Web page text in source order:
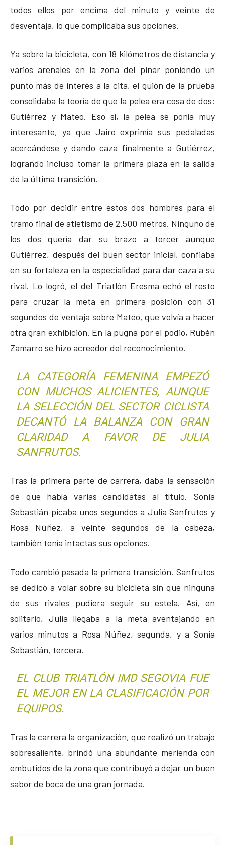
todos ellos por encima del minuto y veinte de
desventaja, lo que complicaba sus opciones.
Ya sobre la bicicleta, con 18 kilómetros de distancia y
varios arenales en la zona del pinar poniendo un
punto más de interés a la cita, el guión de la prueba
consolidaba la teoría de que la pelea era cosa de dos:
Gutiérrez y Mateo. Eso sí, la pelea se ponía muy
interesante, ya que Jairo exprimía sus pedaladas
acercándose y dando caza finalmente a Gutiérrez,
logrando incluso tomar la primera plaza en la salida
de la última transición.
Todo por decidir entre estos dos hombres para el
tramo final de atletismo de 2.500 metros. Ninguno de
los dos quería dar su brazo a torcer aunque
Gutiérrez, después del buen sector inicial, confiaba
en su fortaleza en la especialidad para dar caza a su
rival. Lo logró, el del Triatlón Eresma echó el resto
para cruzar la meta en primera posición con 31
segundos de ventaja sobre Mateo, que volvía a hacer
otra gran exhibición. En la pugna por el podio, Rubén
Zamarro se hizo acreedor del reconocimiento.
LA CATEGORÍA FEMENINA EMPEZÓ
CON MUCHOS ALICIENTES, AUNQUE
LA SELECCIÓN DEL SECTOR CICLISTA
DECANTÓ LA BALANZA CON GRAN
CLARIDAD A FAVOR DE JULIA
SANFRUTOS.
Tras la primera parte de carrera, daba la sensación
de que había varias candidatas al título. Sonia
Sebastián picaba unos segundos a Julia Sanfrutos y
Rosa Núñez, a veinte segundos de la cabeza,
también tenía intactas sus opciones.
Todo cambió pasada la primera transición. Sanfrutos
se dedicó a volar sobre su bicicleta sin que ninguna
de sus rivales pudiera seguir su estela. Así, en
solitario, Julia llegaba a la meta aventajando en
varios minutos a Rosa Núñez, segunda, y a Sonia
Sebastián, tercera.
EL CLUB TRIATLÓN IMD SEGOVIA FUE
EL MEJOR EN LA CLASIFICACIÓN POR
EQUIPOS.
Tras la carrera la organización, que realizó un trabajo
sobresaliente, brindó una abundante merienda con
embutidos de la zona que contribuyó a dejar un buen
sabor de boca de una gran jornada.